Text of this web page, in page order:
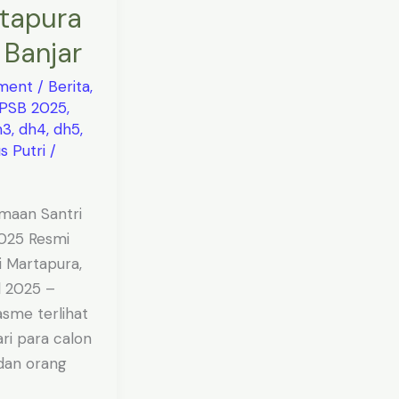
/ Berita,
2025,
,dh4,dh5,
Putri /
Santri
Resmi
Martapura,
2025 –
terlihat
para calon
orang